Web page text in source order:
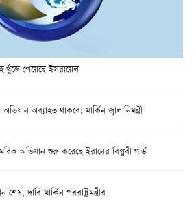
খুঁজে পেয়েছে ইসরায়েল
অব্যাহত থাকবে: মার্কিন জ্বালানিমন্ত্রী
অভিযান শুরু করেছে ইরানের বিপ্লবী গার্ড
দাবি মার্কিন পররাষ্ট্রমন্ত্রীর